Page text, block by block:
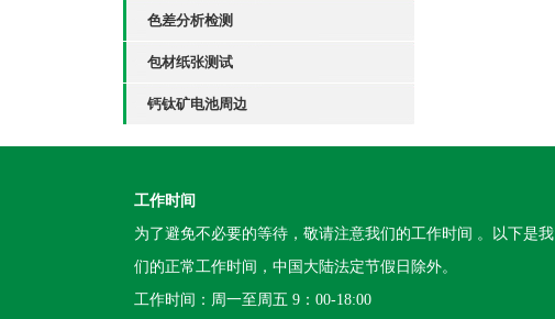
色差分析检测
包材纸张测试
钙钛矿电池周边
工作时间
为了避免不必要的等待，敬请注意我们的工作时间 。以下是我
们的正常工作时间，中国大陆法定节假日除外。
工作时间：周一至周五 9：00-18:00